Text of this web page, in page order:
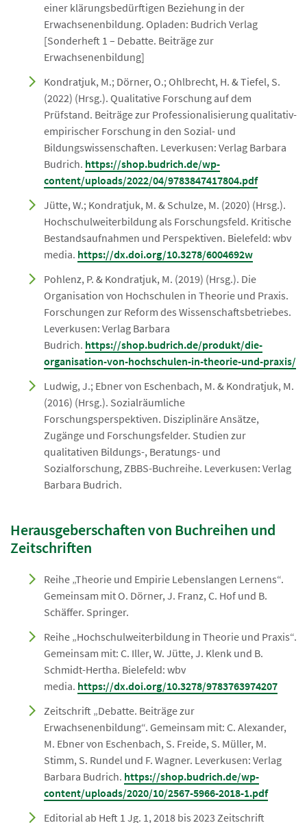
einer klärungsbedürftigen Beziehung in der
Erwachsenenbildung. Opladen: Budrich Verlag
[Sonderheft 1 – Debatte. Beiträge zur
Erwachsenenbildung]
Kondratjuk, M.; Dörner, O.; Ohlbrecht, H. & Tiefel, S.
(2022) (Hrsg.). Qualitative Forschung auf dem
Prüfstand. Beiträge zur Professionalisierung qualitativ-
empirischer Forschung in den Sozial- und
Bildungswissenschaften. Leverkusen: Verlag Barbara
Budrich. https://shop.budrich.de/wp-
content/uploads/2022/04/9783847417804.pdf
Jütte, W.; Kondratjuk, M. & Schulze, M. (2020) (Hrsg.).
Hochschulweiterbildung als Forschungsfeld. Kritische
Bestandsaufnahmen und Perspektiven. Bielefeld: wbv
media. https://dx.doi.org/10.3278/6004692w
Pohlenz, P. & Kondratjuk, M. (2019) (Hrsg.). Die
Organisation von Hochschulen in Theorie und Praxis.
Forschungen zur Reform des Wissenschaftsbetriebes.
Leverkusen: Verlag Barbara
Budrich. https://shop.budrich.de/produkt/die-
organisation-von-hochschulen-in-theorie-und-praxis/
Ludwig, J.; Ebner von Eschenbach, M. & Kondratjuk, M.
(2016) (Hrsg.). Sozialräumliche
Forschungsperspektiven. Disziplinäre Ansätze,
Zugänge und Forschungsfelder. Studien zur
qualitativen Bildungs-, Beratungs- und
Sozialforschung, ZBBS-Buchreihe. Leverkusen: Verlag
Barbara Budrich.
Herausgeberschaften von Buchreihen und
Zeitschriften
Reihe „Theorie und Empirie Lebenslangen Lernens“.
Gemeinsam mit O. Dörner, J. Franz, C. Hof und B.
Schäffer. Springer.
Reihe „Hochschulweiterbildung in Theorie und Praxis“.
Gemeinsam mit: C. Iller, W. Jütte, J. Klenk und B.
Schmidt-Hertha. Bielefeld: wbv
media. https://dx.doi.org/10.3278/9783763974207
Zeitschrift „Debatte. Beiträge zur
Erwachsenenbildung“. Gemeinsam mit: C. Alexander,
M. Ebner von Eschenbach, S. Freide, S. Müller, M.
Stimm, S. Rundel und F. Wagner. Leverkusen: Verlag
Barbara Budrich. https://shop.budrich.de/wp-
content/uploads/2020/10/2567-5966-2018-1.pdf
Editorial ab Heft 1 Jg. 1, 2018 bis 2023 Zeitschrift